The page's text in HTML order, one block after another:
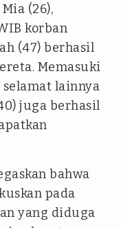
(26),
korban
(47) berhasil
Memasuki
selamat lainnya
juga berhasil
bahwa
pada
yang diduga